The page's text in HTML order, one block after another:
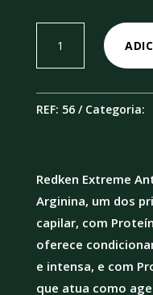
Anti-
REF: 56 Categoria:
Redken Extreme
Arginina, um dos
capilar, com
oferece
e intensa, e com
que atua como